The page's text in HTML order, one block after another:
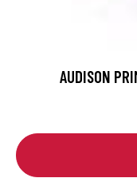
AUDISON